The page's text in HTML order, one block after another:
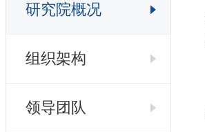
研究院概况
组织架构
领导团队